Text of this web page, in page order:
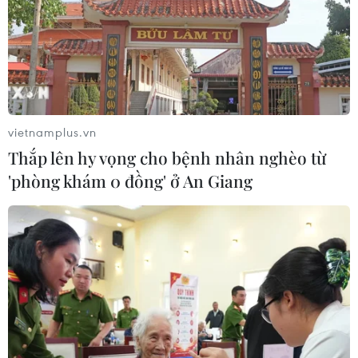
Tạo đột phá từ y tế cơ sở đến phát
triển nguồn nhân lực
02/08/2026 03:25
Báo động cận thị học đường khi
nhiều trẻ giảm thị lực từ rất sớm
01/08/2026 09:31
Thành phố Hồ Chí Minh phát triển
hệ thống y tế đa tầng, đồng bộ, thống
nhất
01/08/2026 09:14
vietnamplus.vn
Thắp lên hy vọng cho bệnh nhân nghèo từ
'phòng khám 0 đồng' ở An Giang